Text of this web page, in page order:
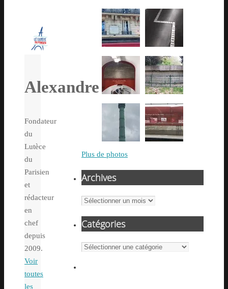
Alexandre
Fondateur
du
Lutèce
du
Parisien
et
rédacteur
en
chef
depuis
2009.
Voir
toutes
les
Plus de photos
Archives
Archives
Catégories
Catégories